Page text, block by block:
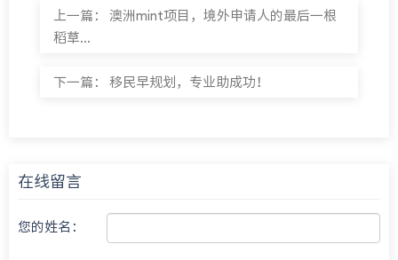
上一篇： 澳洲mint项目，境外申请人的最后一根
稻草...
下一篇： 移民早规划，专业助成功！
在线留言
您的姓名：